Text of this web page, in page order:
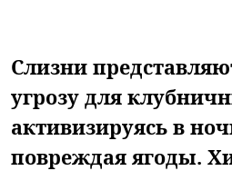
Слизни
угрозу для
активизируясь в
повреждая ягоды.